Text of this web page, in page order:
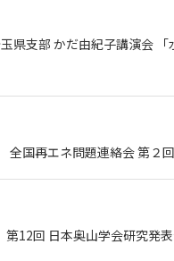
県支部 かだ由紀子講演会 「
国再エネ問題連絡会 第２
第12回 日本奥山学会研究発